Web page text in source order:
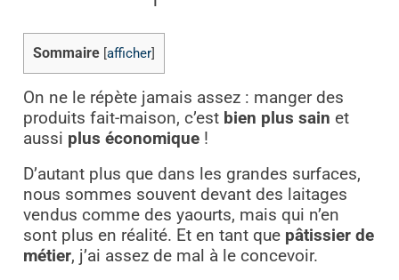
Sommaire afficher]
On ne le répète jamais assez : manger des
produits fait-maison, c’est bien plus sain et
aussi plus économique!
D’autant plus que dans les grandes surfaces,
nous sommes souvent devant des laitages
vendus comme des yaourts, mais qui n’en
sont plus en réalité. Et en tant que pâtissier de
métier, j’ai assez de mal à le concevoir.